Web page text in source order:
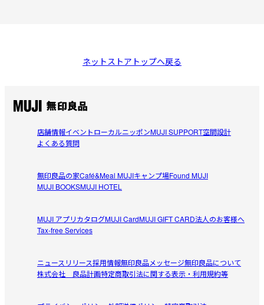
ネットストアトップへ戻る
店舗情報イベントローカルニッポンMUJI SUPPORT空間設計
よくある質問
無印良品の家Café&Meal MUJIキャンプ場Found MUJI
MUJI BOOKSMUJI HOTEL
MUJI アプリカタログMUJI CardMUJI GIFT CARD法人のお客様へ
Tax-free Services
ニュースリリース採用情報無印良品メッセージ無印良品について
株式会社 良品計画特定商取引法に関する表示・利用規約等